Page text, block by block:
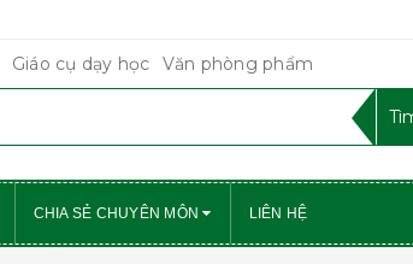
Giáo cụ dạy học Văn phòng phẩm
CHIA SẺ CHUYÊN MÔN LIÊN HỆ